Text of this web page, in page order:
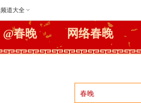
频道大全
@春晚 网络春晚